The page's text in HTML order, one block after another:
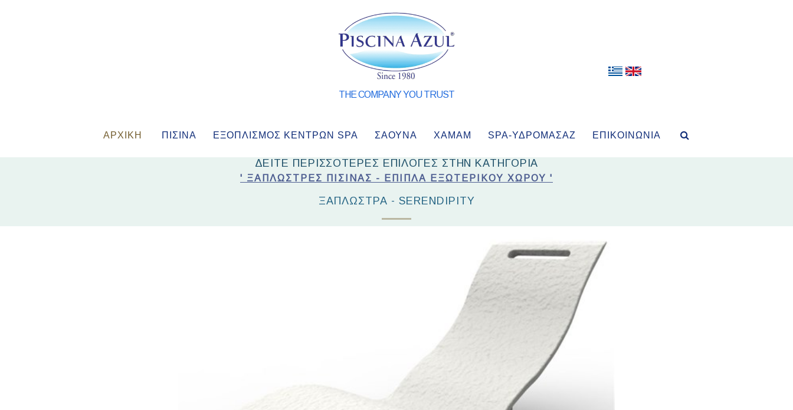
THE COMPANY YOU TRUST
ΑΡΧΙΚΗ ΠΙΣΙΝΑ ΕΞΟΠΛΙΣΜΌΣ ΚΈΝΤΡΩΝ SPA ΣΑΟΥΝΑ ΧΑΜΑΜ SPA-ΥΔΡΟΜΑΣΆΖ ΕΠΙΚΟΙΝΩΝΊΑ
ΔΕΙΤΕ ΠΕΡΙΣΣΟΤΕΡΕΣ ΕΠΙΛΟΓΕΣ ΣΤΗΝ ΚΑΤΗΓΟΡΙΑ
' ΞΑΠΛΏΣΤΡΕΣ ΠΙΣΊΝΑΣ - ΈΠΙΠΛΑ ΕΞΩΤΕΡΙΚΟΎ ΧΏΡΟΥ '
ΞΑΠΛΏΣΤΡΑ - SERENDIPITY